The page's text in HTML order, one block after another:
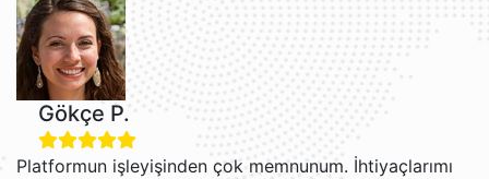
Gökçe P.
Platformun işleyişinden çok memnunum. İhtiyaçlarımı